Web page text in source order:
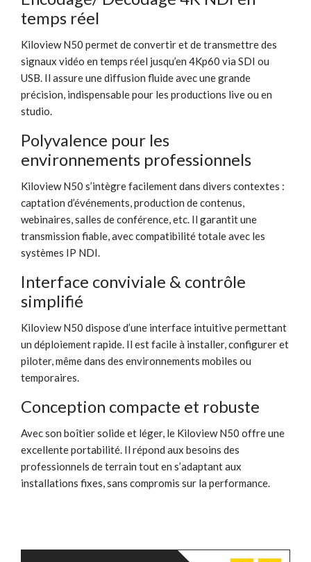
temps réel
Kiloview N50 permet de convertir et de transmettre des
signaux vidéo en temps réel jusqu’en 4Kp60 via SDI ou
USB. Il assure une diffusion fluide avec une grande
précision, indispensable pour les productions live ou en
studio.
Polyvalence pour les
environnements professionnels
Kiloview N50 s’intègre facilement dans divers contextes :
captation d’événements, production de contenus,
webinaires, salles de conférence, etc. Il garantit une
transmission fiable, avec compatibilité totale avec les
systèmes IP NDI.
Interface conviviale & contrôle
simplifié
Kiloview N50 dispose d’une interface intuitive permettant
un déploiement rapide. Il est facile à installer, configurer et
piloter, même dans des environnements mobiles ou
temporaires.
Conception compacte et robuste
Avec son boîtier solide et léger, le Kiloview N50 offre une
excellente portabilité. Il répond aux besoins des
professionnels de terrain tout en s’adaptant aux
installations fixes, sans compromis sur la performance.